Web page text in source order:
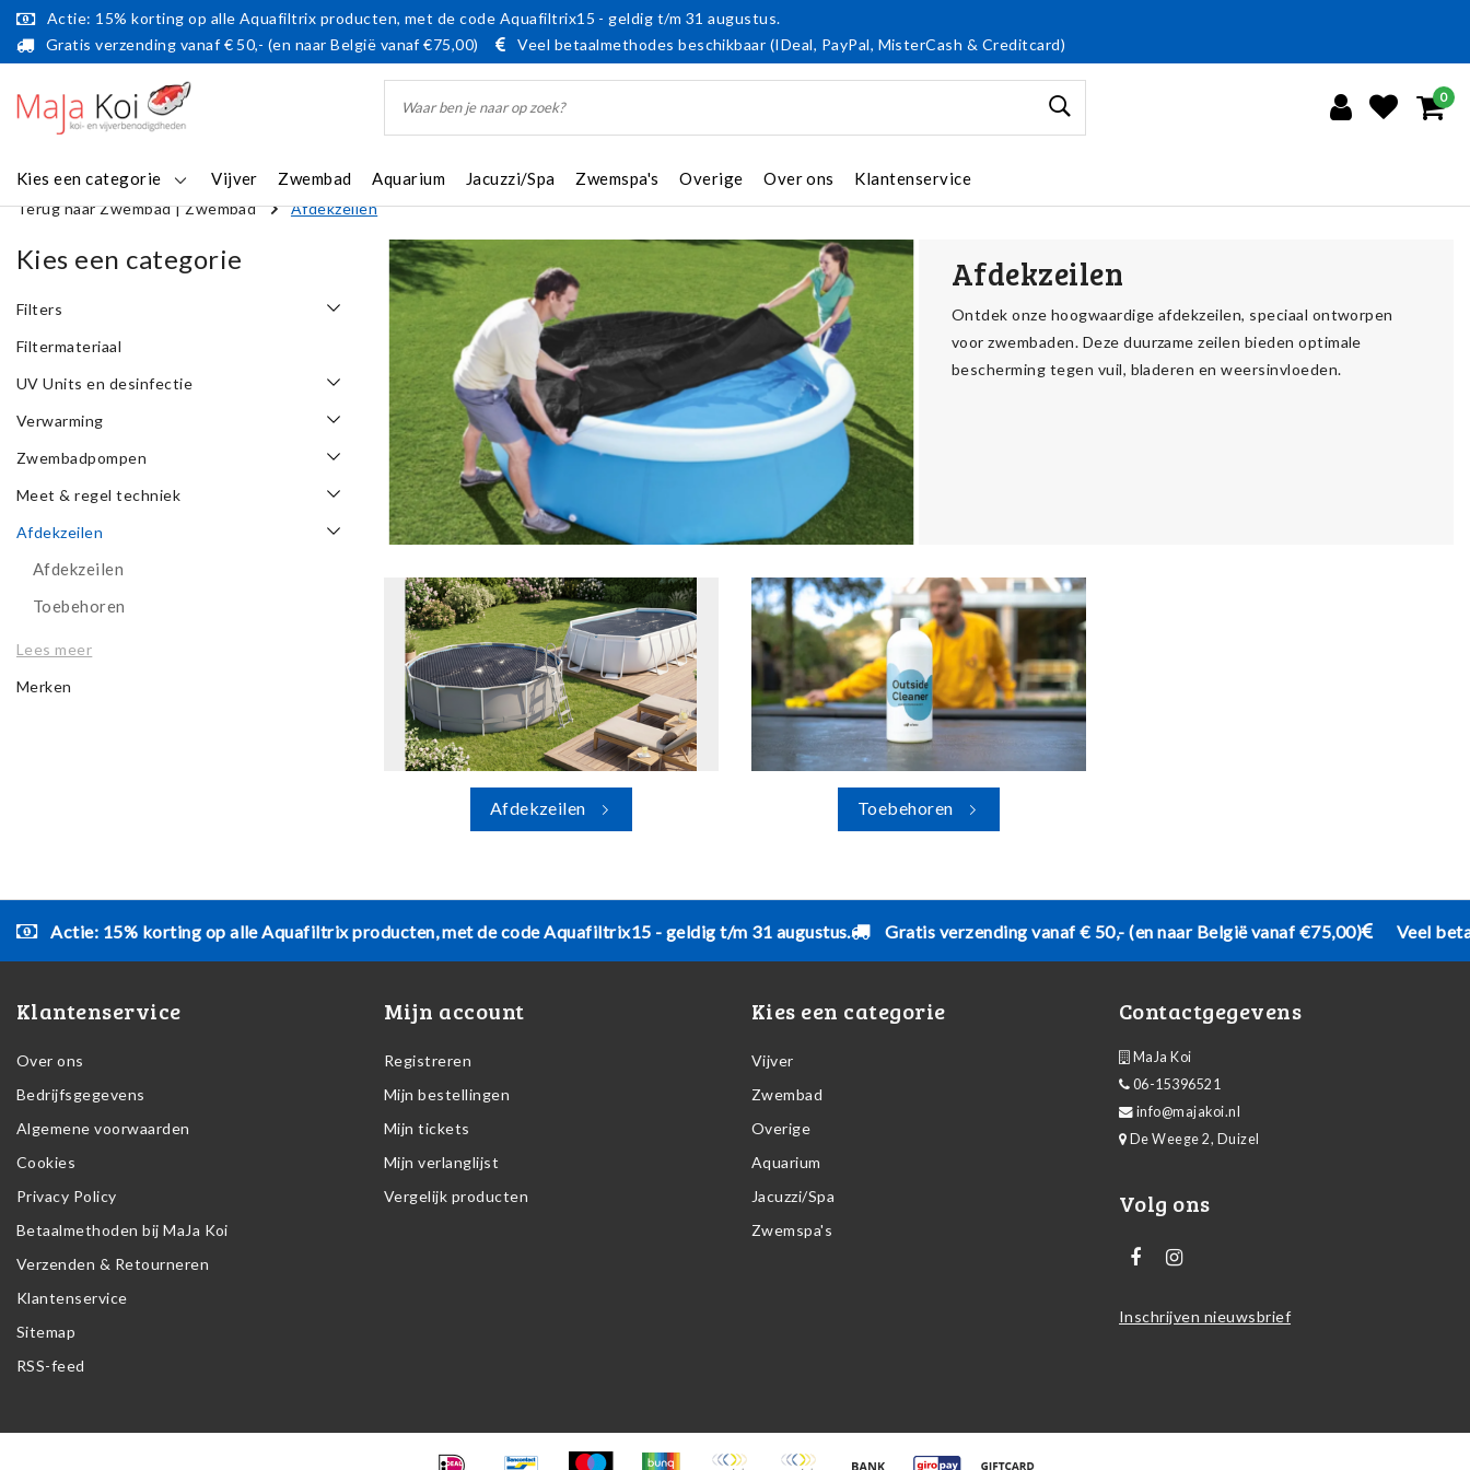
Actie: 15% korting op alle Aquafiltrix producten, met de code Aquafiltrix15 - geldig t/m 31 augustus.
Gratis verzending vanaf € 50,- (en naar België vanaf €75,00)
Veel betaalmethodes beschikbaar (IDeal, PayPal, MisterCash & Creditcard)
0
Kies een categorie Vijver Zwembad Aquarium Jacuzzi/Spa Zwemspa's Overige Over ons Klantenservice
Terug naar Zwembad|Zwembad Afdekzeilen
Kies een categorie
Filters
Filtermateriaal
UV Units en desinfectie
Verwarming
Zwembadpompen
Meet & regel techniek
Afdekzeilen
Afdekzeilen
Toebehoren
Lees meer
Merken
Afdekzeilen
Ontdek onze hoogwaardige afdekzeilen, speciaal ontworpen
voor zwembaden. Deze duurzame zeilen bieden optimale
bescherming tegen vuil, bladeren en weersinvloeden.
Afdekzeilen Toebehoren
Actie: 15% korting op alle Aquafiltrix producten, met de code Aquafiltrix15 - geldig t/m 31 augustus. Gratis verzending vanaf € 50,- (en naar België vanaf €75,00) Veel
Klantenservice
Over ons
Bedrijfsgegevens
Algemene voorwaarden
Cookies
Privacy Policy
Betaalmethoden bij MaJa Koi
Verzenden & Retourneren
Klantenservice
Sitemap
RSS-feed
Mijn account
Registreren
Mijn bestellingen
Mijn tickets
Mijn verlanglijst
Vergelijk producten
Kies een categorie
Vijver
Zwembad
Overige
Aquarium
Jacuzzi/Spa
Zwemspa's
Contactgegevens
MaJa Koi
06-15396521
info@majakoi.nl
De Weege 2, Duizel
Volg ons
Inschrijven nieuwsbrief